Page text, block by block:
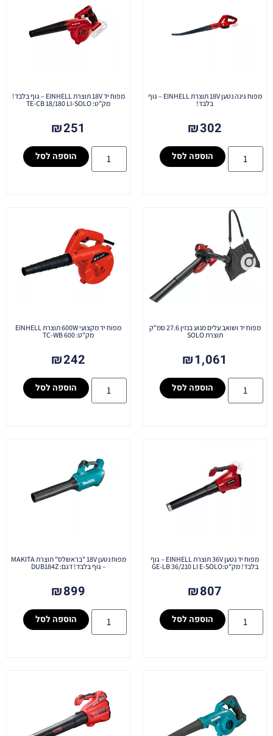
מפוח גינה נטען 18V תוצרת EINHELL – גוף
בלבד!
₪302
הוספה לסל
מפוח יד 18V תוצרת EINHELL – גוף בלבד!
מק"ט: TE-CB 18/180 LI-SOLO
₪251
הוספה לסל
מפוח יד ושואב עלים מנוע בנזין 27.6 סמ"ק
תוצרת SOLO
₪1,061
הוספה לסל
מפוח יד מקצועי 600W תוצרת EINHELL
מק"ט: TC-WB 600
₪242
הוספה לסל
מפוח יד נטען 36V תוצרת EINHELL – גוף
בלבד! מק"ט:GE-LB 36/210 LI E-SOLO
₪807
הוספה לסל
מפוח נטען 18V "בראשלס" תוצרת MAKITA
– גוף בלבד! דגם: DUB184Z
₪899
הוספה לסל